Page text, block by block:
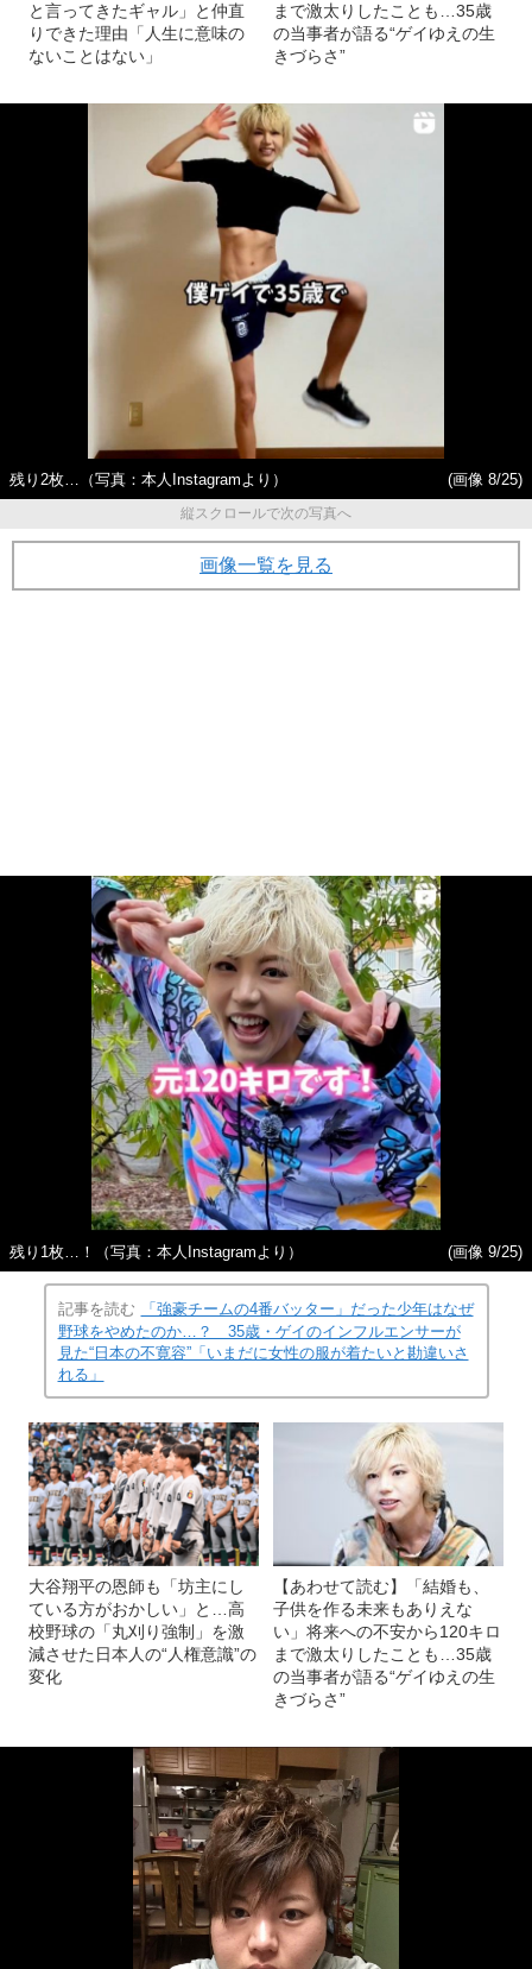
と言ってきたギャル」と仲直
りできた理由「人生に意味の
ないことはない」
まで激太りしたことも…35歳
の当事者が語る“ゲイゆえの生
きづらさ”
残り2枚…（写真：本人Instagramより）
(画像 8/25)
縦スクロールで次の写真へ
画像一覧を見る
残り1枚…！（写真：本人Instagramより） (画像 9/25)
記事を読む
「強豪チームの4番バッター」だった少年はなぜ
野球をやめたのか…？ 35歳・ゲイのインフルエンサーが
見た“日本の不寛容”「いまだに女性の服が着たいと勘違いさ
れる」
大谷翔平の恩師も「坊主にし
ている方がおかしい」と…高
校野球の「丸刈り強制」を激
減させた日本人の“人権意識”の
変化
【あわせて読む】「結婚も、
子供を作る未来もありえな
い」将来への不安から120キロ
まで激太りしたことも…35歳
の当事者が語る“ゲイゆえの生
きづらさ”